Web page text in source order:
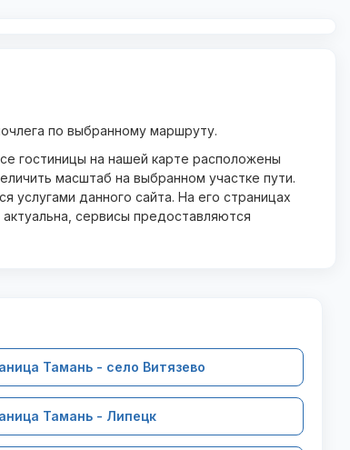
по выбранному маршруту.
гостиницы на нашей карте расположены
масштаб на выбранном участке пути.
услугами данного сайта. На его страницах
сервисы предоставляются
Тамань - село Витязево
Тамань - Липецк